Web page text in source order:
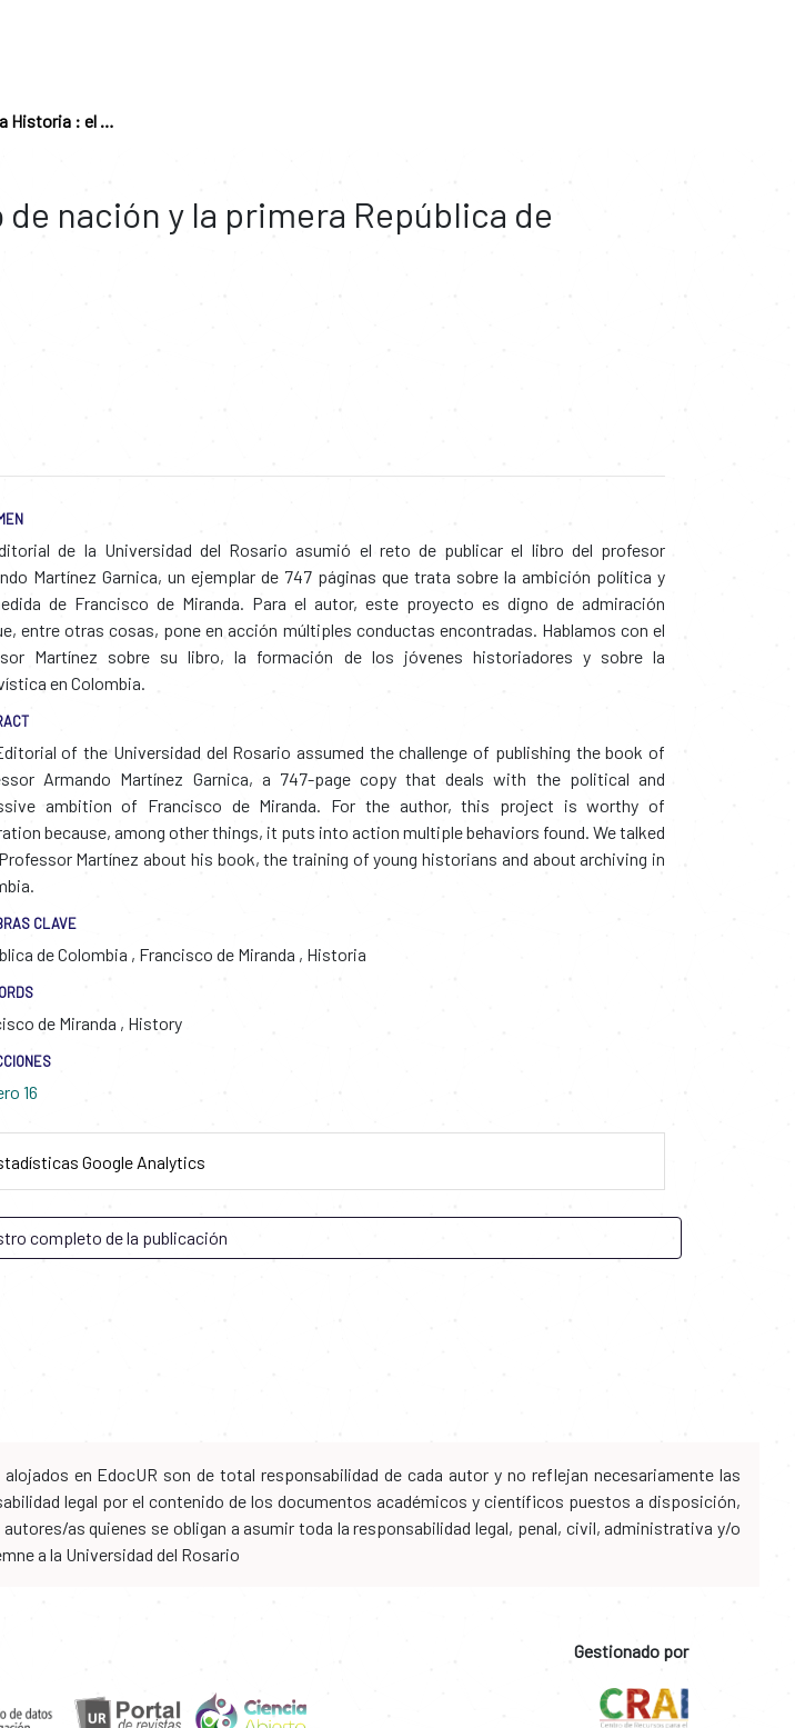
Charlas sobre la Historia : el proyecto de nación y la primera República de Colombia
nación y la primera República de
de la Universidad del Rosario asumió el reto de publicar el libro del profesor
Martínez Garnica, un ejemplar de 747 páginas que trata sobre la ambición política y
de Francisco de Miranda. Para el autor, este proyecto es digno de admiración
entre otras cosas, pone en acción múltiples conductas encontradas. Hablamos con el
Martínez sobre su libro, la formación de los jóvenes historiadores y sobre la
en Colombia.
of the Universidad del Rosario assumed the challenge of publishing the book of
Armando Martínez Garnica, a 747-page copy that deals with the political and
ambition of Francisco de Miranda. For the author, this project is worthy of
because, among other things, it puts into action multiple behaviors found. We talked
Martínez about his book, the training of young historians and about archiving in
CLAVE
de Colombia , Francisco de Miranda , Historia
de Miranda , History
16
Google Analytics
completo de la publicación
en EdocUR son de total responsabilidad de cada autor y no reflejan necesariamente las
legal por el contenido de los documentos académicos y científicos puestos a disposición,
as quienes se obligan a asumir toda la responsabilidad legal, penal, civil, administrativa y/o
a la Universidad del Rosario
Gestionado por